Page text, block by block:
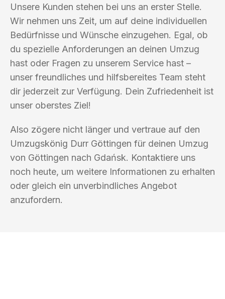
Unsere Kunden stehen bei uns an erster Stelle.
Wir nehmen uns Zeit, um auf deine individuellen
Bedürfnisse und Wünsche einzugehen. Egal, ob
du spezielle Anforderungen an deinen Umzug
hast oder Fragen zu unserem Service hast –
unser freundliches und hilfsbereites Team steht
dir jederzeit zur Verfügung. Dein Zufriedenheit ist
unser oberstes Ziel!
Also zögere nicht länger und vertraue auf den
Umzugskönig Durr Göttingen für deinen Umzug
von Göttingen nach Gdańsk. Kontaktiere uns
noch heute, um weitere Informationen zu erhalten
oder gleich ein unverbindliches Angebot
anzufordern.